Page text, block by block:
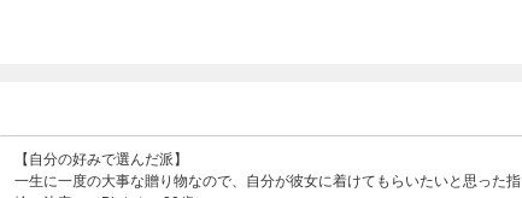
【自分の好みで選んだ派】
一生に一度の大事な贈り物なので、自分が彼女に着けてもらいたいと思った指